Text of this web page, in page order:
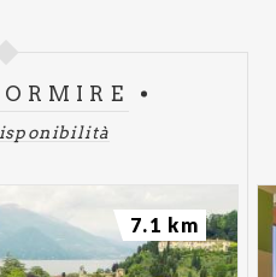
7.1 km